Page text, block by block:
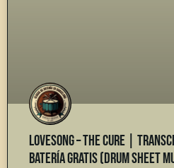
Lovesong – The Cure |
Batería Gratis (Drum Sheet